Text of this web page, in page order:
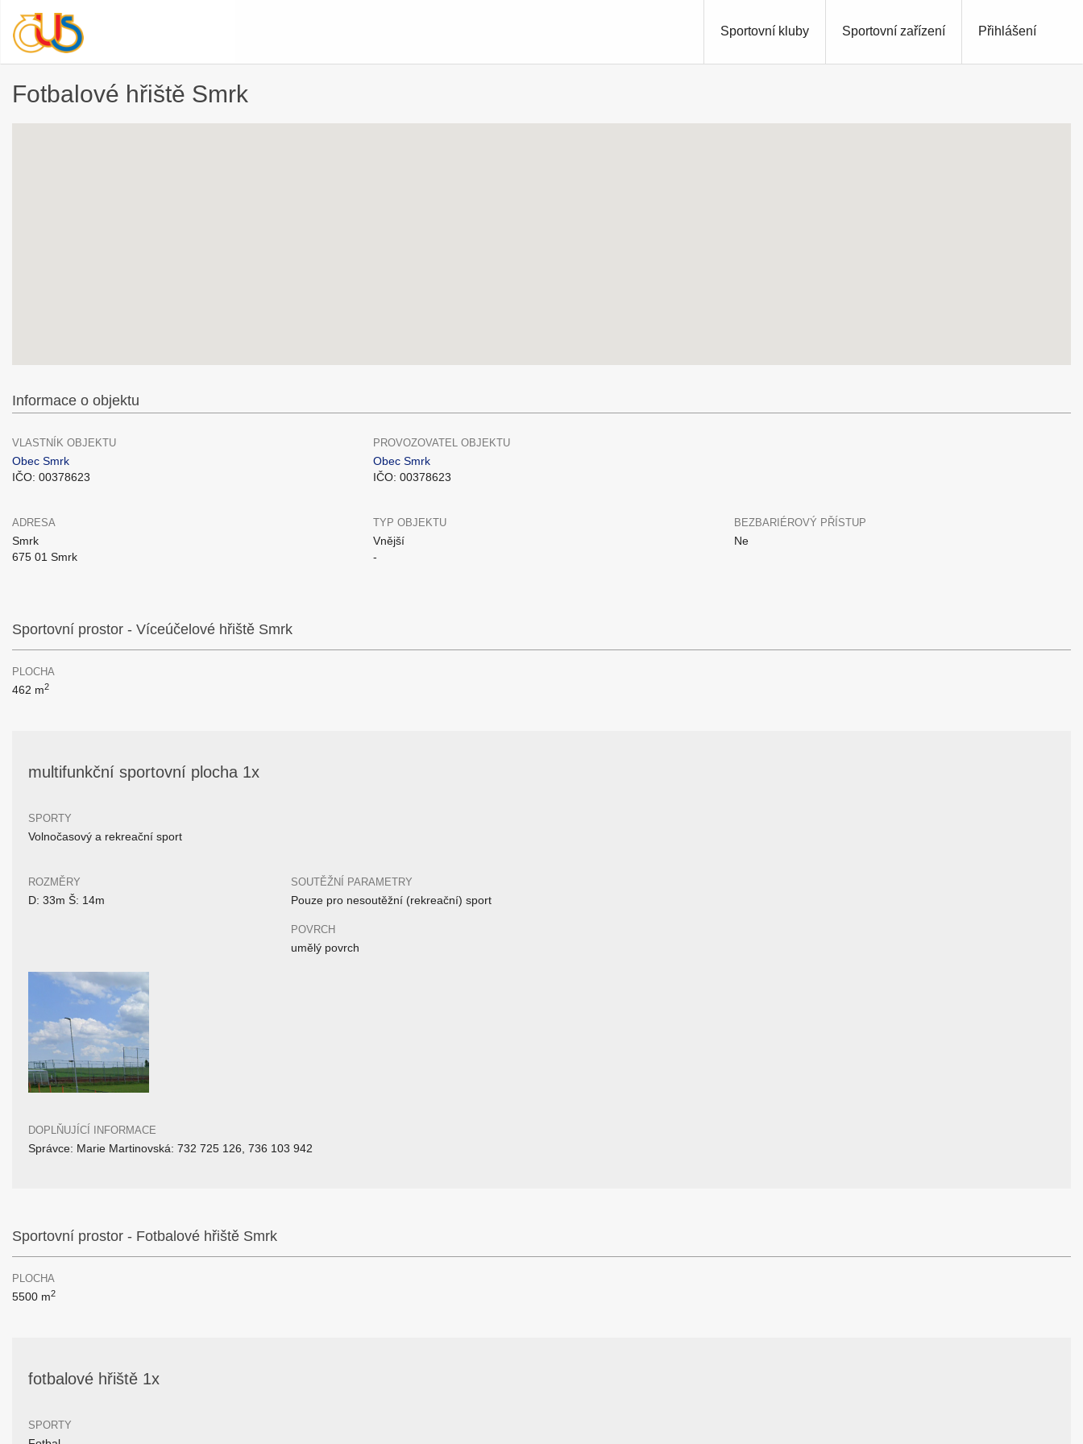
Přihlášení
Sportovní kluby Sportovní zařízení
Fotbalové hřiště Smrk
Informace o objektu
VLASTNÍK OBJEKTU
Obec Smrk
IČO: 00378623
PROVOZOVATEL OBJEKTU
Obec Smrk
IČO: 00378623
ADRESA
Smrk
675 01 Smrk
TYP OBJEKTU
Vnější
-
BEZBARIÉROVÝ PŘÍSTUP
Ne
Sportovní prostor - Víceúčelové hřiště Smrk
PLOCHA
462 m2
multifunkční sportovní plocha 1x
SPORTY
Volnočasový a rekreační sport
ROZMĚRY
D: 33m Š: 14m
SOUTĚŽNÍ PARAMETRY
Pouze pro nesoutěžní (rekreační) sport
POVRCH
umělý povrch
DOPLŇUJÍCÍ INFORMACE
Správce: Marie Martinovská: 732 725 126, 736 103 942
Sportovní prostor - Fotbalové hřiště Smrk
PLOCHA
5500 m2
fotbalové hřiště 1x
SPORTY